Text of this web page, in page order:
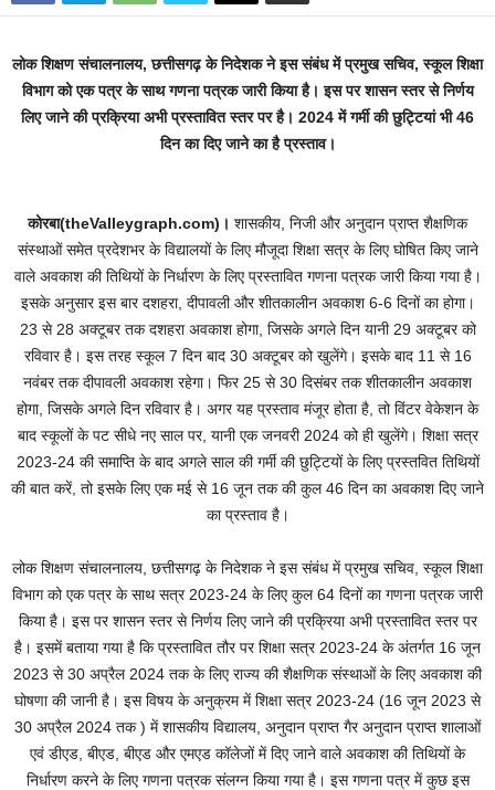
लोक शिक्षण संचालनालय, छत्तीसगढ़ के निदेशक ने इस संबंध में प्रमुख सचिव, स्कूल शिक्षा
विभाग को एक पत्र के साथ गणना पत्रक जारी किया है। इस पर शासन स्तर से निर्णय
लिए जाने की प्रक्रिया अभी प्रस्तावित स्तर पर है। 2024 में गर्मी की छुट्टियां भी 46
दिन का दिए जाने का है प्रस्ताव।
कोरबा(theValleygraph.com)। शासकीय, निजी और अनुदान प्राप्त शैक्षणिक
संस्थाओं समेत प्रदेशभर के विद्यालयों के लिए मौजूदा शिक्षा सत्र के लिए घोषित किए जाने
वाले अवकाश की तिथियों के निर्धारण के लिए प्रस्तावित गणना पत्रक जारी किया गया है।
इसके अनुसार इस बार दशहरा, दीपावली और शीतकालीन अवकाश 6-6 दिनों का होगा।
23 से 28 अक्टूबर तक दशहरा अवकाश होगा, जिसके अगले दिन यानी 29 अक्टूबर को
रविवार है। इस तरह स्कूल 7 दिन बाद 30 अक्टूबर को खुलेंगे। इसके बाद 11 से 16
नवंबर तक दीपावली अवकाश रहेगा। फिर 25 से 30 दिसंबर तक शीतकालीन अवकाश
होगा, जिसके अगले दिन रविवार है। अगर यह प्रस्ताव मंजूर होता है, तो विंटर वेकेशन के
बाद स्कूलों के पट सीधे नए साल पर, यानी एक जनवरी 2024 को ही खुलेंगे। शिक्षा सत्र
2023-24 की समाप्ति के बाद अगले साल की गर्मी की छुट्टियों के लिए प्रस्तवित तिथियों
की बात करें, तो इसके लिए एक मई से 16 जून तक की कुल 46 दिन का अवकाश दिए जाने
का प्रस्ताव है।
लोक शिक्षण संचालनालय, छत्तीसगढ़ के निदेशक ने इस संबंध में प्रमुख सचिव, स्कूल शिक्षा
विभाग को एक पत्र के साथ सत्र 2023-24 के लिए कुल 64 दिनों का गणना पत्रक जारी
किया है। इस पर शासन स्तर से निर्णय लिए जाने की प्रक्रिया अभी प्रस्तावित स्तर पर
है। इसमें बताया गया है कि प्रस्तावित तौर पर शिक्षा सत्र 2023-24 के अंतर्गत 16 जून
2023 से 30 अप्रैल 2024 तक के लिए राज्य की शैक्षणिक संस्थाओं के लिए अवकाश की
घोषणा की जानी है। इस विषय के अनुक्रम में शिक्षा सत्र 2023-24 (16 जून 2023 से
30 अप्रैल 2024 तक ) में शासकीय विद्यालय, अनुदान प्राप्त गैर अनुदान प्राप्त शालाओं
एवं डीएड, बीएड, बीएड और एमएड कॉलेजों में दिए जाने वाले अवकाश की तिथियों के
निर्धारण करने के लिए गणना पत्रक संलग्न किया गया है। इस गणना पत्र में कुछ इस